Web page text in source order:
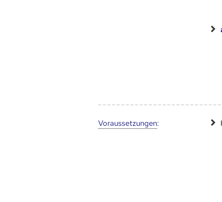
Voraus­setzungen: